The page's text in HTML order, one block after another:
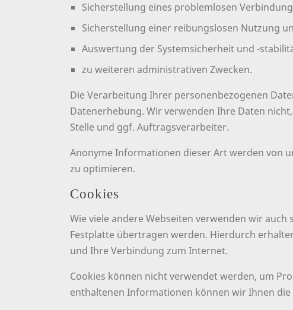
Sicherstellung eines problemlosen
Sicherstellung einer reibungslosen Nutzung
Auswertung der Systemsicherheit und -
zu weiteren administrativen Zwecken.
Die Verarbeitung Ihrer personenbezogenen
Datenerhebung. Wir verwenden Ihre Daten
Stelle und ggf. Auftragsverarbeiter.
Anonyme Informationen dieser Art werden von
zu optimieren.
Cookies
Wie viele andere Webseiten verwenden wir
Festplatte übertragen werden. Hierdurch
und Ihre Verbindung zum Internet.
Cookies können nicht verwendet werden, um
enthaltenen Informationen können wir Ihnen